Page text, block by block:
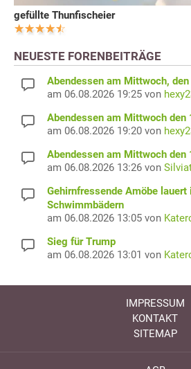
gefüllte Thunfischeier
NEUESTE FORENBEITRÄGE
Abendessen am Mittwoch,
am 06.08.2026 19:25 von
Abendessen am Mittwoch
am 06.08.2026 19:20 von
Abendessen am Mittwoch den
am 06.08.2026 13:26 von
Gehirnfressende Amöbe lauert
Schwimmbädern
am 06.08.2026 13:05 von
Sieg für Trump
am 06.08.2026 13:01 von
IMPRESSUM
KONTAKT
SITEMAP